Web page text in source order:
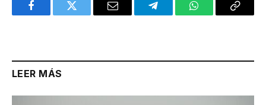
FacebookTwitter Email TelegramWhatsAppCopy
LEER MÁS